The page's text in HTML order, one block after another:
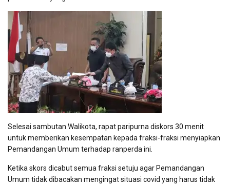
Selesai sambutan Walikota, rapat paripurna diskors 30 menit
untuk memberikan kesempatan kepada fraksi-fraksi menyiapkan
Pemandangan Umum terhadap ranperda ini.
Ketika skors dicabut semua fraksi setuju agar Pemandangan
Umum tidak dibacakan mengingat situasi covid yang harus tidak